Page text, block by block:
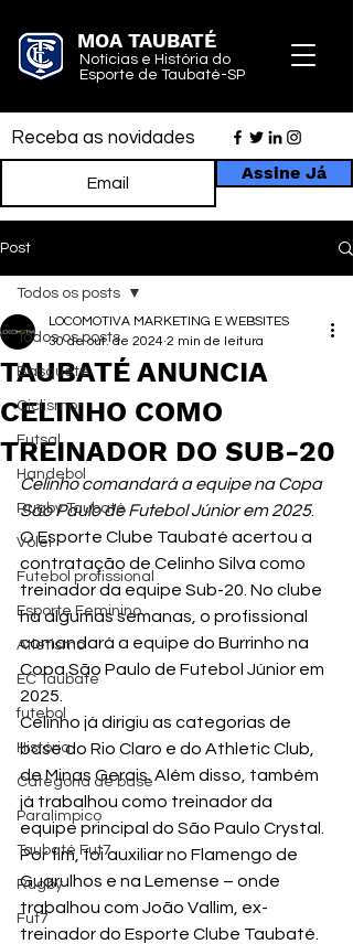
MOA TAUBATÉ
Notícias e História do
Esporte de Taubaté-SP
Receba as novidades
Assine Já
Post
Todos os posts
Basquete
Ciclismo
Futsal
Handebol
Rugby Taubaté
Vôlei
Futebol profissional
Esporte Feminino
Atletismo
EC Taubaté
futebol
História
Categoria de base
Paralímpico
Taubaté Fut7
Rugby
Fut7
Todos os posts
TAUBATÉ ANUNCIA
CELINHO COMO
TREINADOR DO SUB-20
LOCOMOTIVA MARKETING E WEBSITES
30 de out. de 2024 2 min de leitura
Celinho comandará a equipe na Copa
São Paulo de Futebol Júnior em 2025.
O Esporte Clube Taubaté acertou a
contratação de Celinho Silva como
treinador da equipe Sub-20. No clube
há algumas semanas, o profissional
comandará a equipe do Burrinho na
Copa São Paulo de Futebol Júnior em
2025.
Celinho já dirigiu as categorias de
base do Rio Claro e do Athletic Club,
de Minas Gerais. Além disso, também
já trabalhou como treinador da
equipe principal do São Paulo Crystal.
Por fim, foi auxiliar no Flamengo de
Guarulhos e na Lemense – onde
trabalhou com João Vallim, ex-
treinador do Esporte Clube Taubaté.